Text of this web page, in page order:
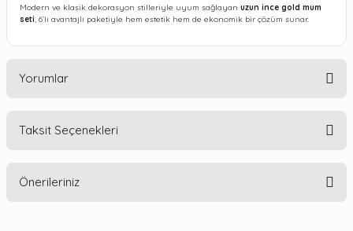
Modern ve klasik dekorasyon stilleriyle uyum sağlayan uzun ince gold mum
seti, 6’lı avantajlı paketiyle hem estetik hem de ekonomik bir çözüm sunar.
Yorumlar
Taksit Seçenekleri
Önerileriniz